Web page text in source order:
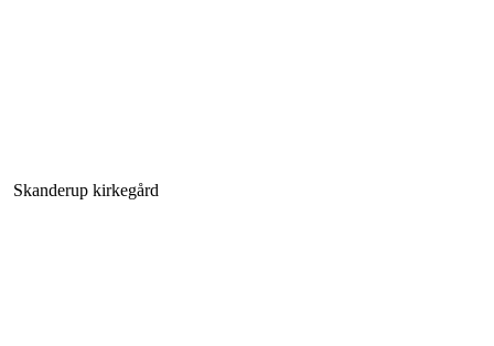
Skanderup kirkegård